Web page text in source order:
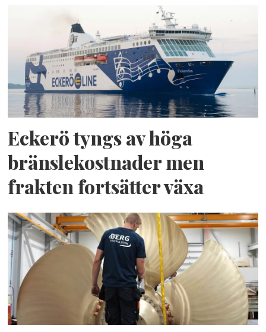
Eckerö tyngs av höga
bränslekostnader men
frakten fortsätter växa